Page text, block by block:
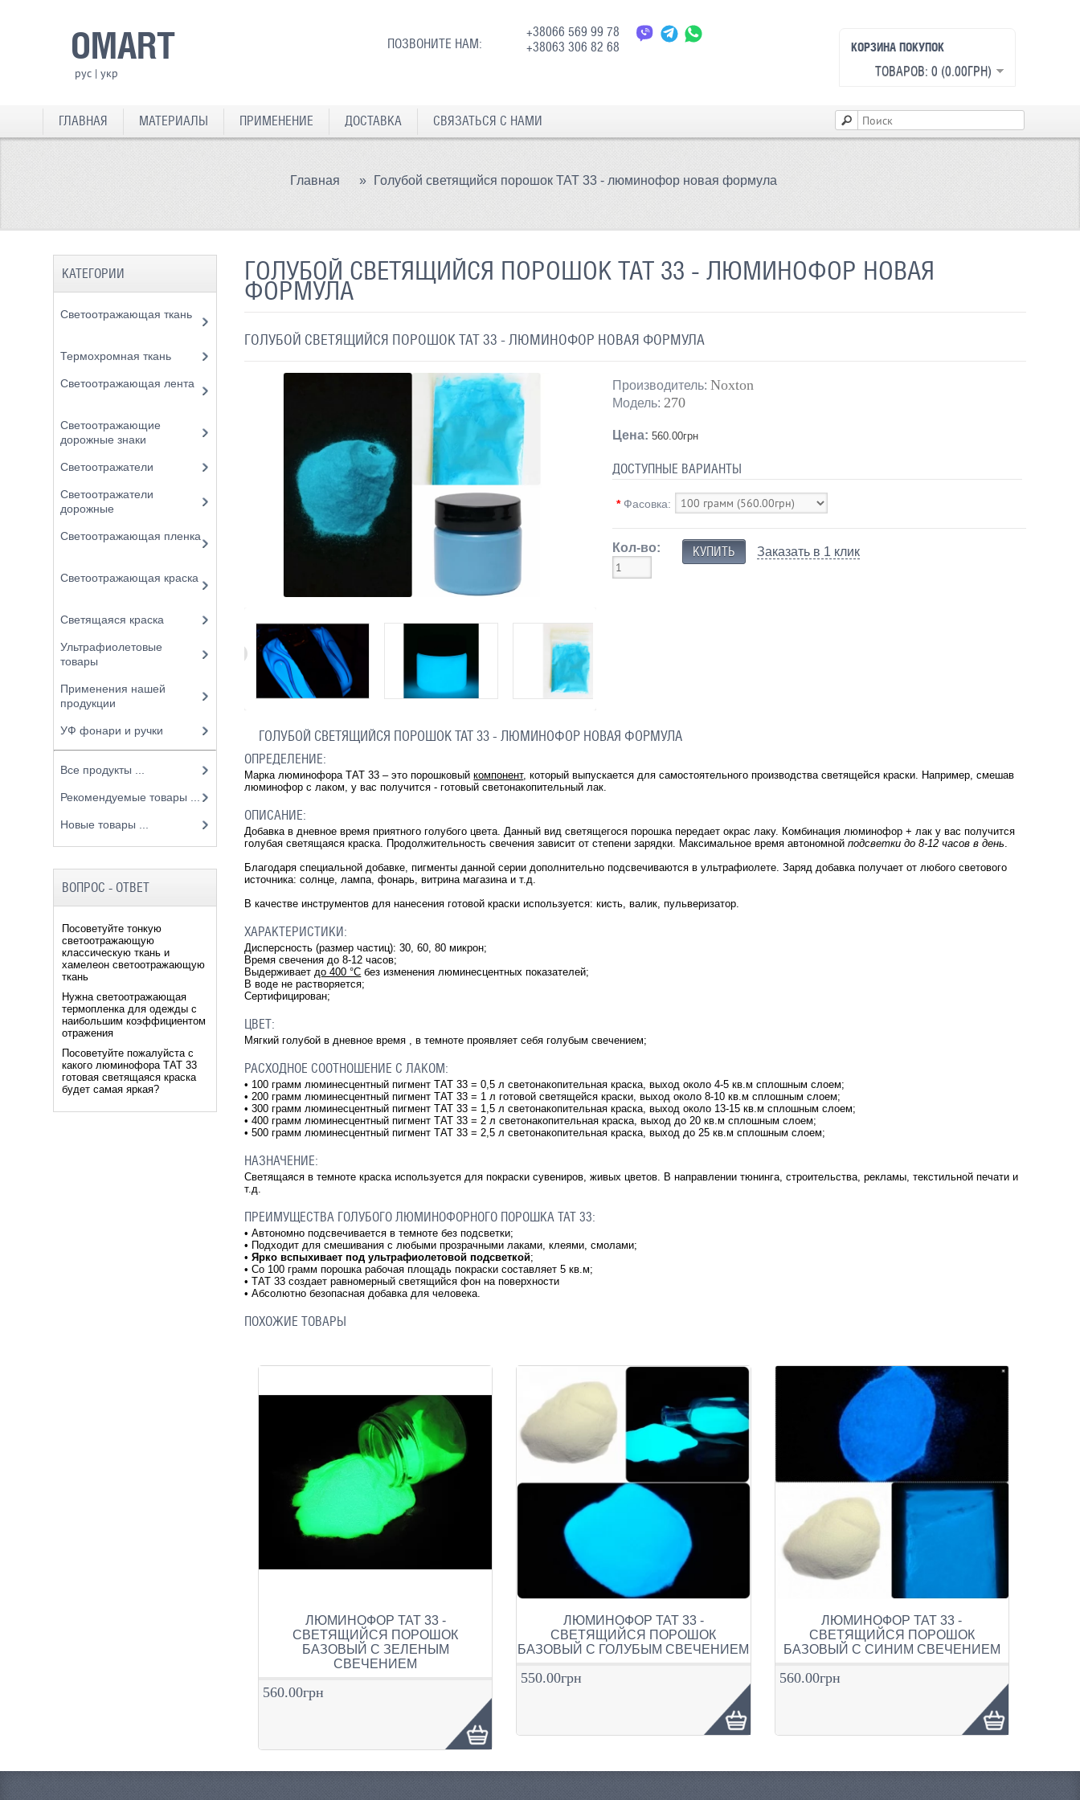
OMART
рус |укр
ПОЗВОНИТЕ НАМ:
+38066 569 99 78
+38063 306 82 68
КОРЗИНА ПОКУПОК
ТОВАРОВ: 0 (0.00ГРН)
ГЛАВНАЯ МАТЕРИАЛЫ ПРИМЕНЕНИЕ ДОСТАВКА СВЯЗАТЬСЯ С НАМИ
Главная » Голубой светящийся порошок ТАТ 33 - люминофор новая формула
ГОЛУБОЙ СВЕТЯЩИЙСЯ ПОРОШОК ТАТ 33 - ЛЮМИНОФОР НОВАЯ
ФОРМУЛА
ГОЛУБОЙ СВЕТЯЩИЙСЯ ПОРОШОК ТАТ 33 - ЛЮМИНОФОР НОВАЯ ФОРМУЛА
Производитель: Noxton
Модель: 270
Цена: 560.00грн
ДОСТУПНЫЕ ВАРИАНТЫ
* Фасовка:
Кол-во: Заказать в 1 клик
ГОЛУБОЙ СВЕТЯЩИЙСЯ ПОРОШОК ТАТ 33 - ЛЮМИНОФОР НОВАЯ ФОРМУЛА
ОПРЕДЕЛЕНИЕ:
Марка люминофора ТАТ 33 – это порошковыйкомпонент, который выпускается для самостоятельного производства светящейся краски. Например, смешав
люминофор с лаком, у вас получится - готовый светонакопительный лак.
ОПИСАНИЕ:
Добавка в дневное время приятного голубого цвета. Данный вид светящегося порошка передает окрас лаку. Комбинация люминофор + лак у вас получится
голубая светящаяся краска. Продолжительность свечения зависит от степени зарядки. Максимальное время автономнойподсветки до 8-12 часов в день
Благодаря специальной добавке, пигменты данной серии дополнительно подсвечиваются в ультрафиолете. Заряд добавка получает от любого светового
источника: солнце, лампа, фонарь, витрина магазина и т.д.
В качестве инструментов для нанесения готовой краски используется: кисть, валик, пульверизатор.
ХАРАКТЕРИСТИКИ:
Дисперсность (размер частиц): 30, 60, 80 микрон;
Время свечения до 8-12 часов;
Выдерживает до 400 °C без изменения люминесцентных показателей;
В воде не растворяется;
Сертифицирован;
ЦВЕТ:
Мягкий голубой в дневное время , в темноте проявляет себя голубым свечением;
РАСХОДНОЕ СООТНОШЕНИЕ С ЛАКОМ:
• 100 грамм люминесцентный пигмент ТАТ 33 = 0,5 л светонакопительная краска, выход около 4-5 кв.м сплошным слоем;
• 200 грамм люминесцентный пигмент ТАТ 33 = 1 л готовой светящейся краски, выход около 8-10 кв.м сплошным слоем;
• 300 грамм люминесцентный пигмент ТАТ 33 = 1,5 л светонакопительная краска, выход около 13-15 кв.м сплошным слоем;
• 400 грамм люминесцентный пигмент ТАТ 33 = 2 л светонакопительная краска, выход до 20 кв.м сплошным слоем;
• 500 грамм люминесцентный пигмент ТАТ 33 = 2,5 л светонакопительная краска, выход до 25 кв.м сплошным слоем;
НАЗНАЧЕНИЕ:
Светящаяся в темноте краска используется для покраски сувениров, живых цветов. В направлении тюнинга, строительства, рекламы, текстильной печати и
т.д.
ПРЕИМУЩЕСТВА ГОЛУБОГО ЛЮМИНОФОРНОГО ПОРОШКА ТАТ 33:
• Автономно подсвечивается в темноте без подсветки;
• Подходит для смешивания с любыми прозрачными лаками, клеями, смолами;
• Ярко вспыхивает под ультрафиолетовой подсветкой;
• Со 100 грамм порошка рабочая площадь покраски составляет 5 кв.м;
• ТАТ 33 создает равномерный светящийся фон на поверхности
• Абсолютно безопасная добавка для человека.
ПОХОЖИЕ ТОВАРЫ
ЛЮМИНОФОР ТАТ 33 -
СВЕТЯЩИЙСЯ ПОРОШОК
БАЗОВЫЙ С ЗЕЛЕНЫМ
СВЕЧЕНИЕМ
560.00грн
ЛЮМИНОФОР ТАТ 33 -
СВЕТЯЩИЙСЯ ПОРОШОК
БАЗОВЫЙ С ГОЛУБЫМ СВЕЧЕНИЕМ
550.00грн
ЛЮМИНОФОР ТАТ 33 -
СВЕТЯЩИЙСЯ ПОРОШОК
БАЗОВЫЙ С СИНИМ СВЕЧЕНИЕМ
560.00грн
КАТЕГОРИИ
Светоотражающая ткань
Термохромная ткань
Светоотражающая лента
Светоотражающие
дорожные знаки
Светоотражатели
Светоотражатели
дорожные
Светоотражающая пленка
Светоотражающая краска
Светящаяся краска
Ультрафиолетовые
товары
Применения нашей
продукции
УФ фонари и ручки
Все продукты ...
Рекомендуемые товары ...
Новые товары ...
ВОПРОС - ОТВЕТ
Посоветуйте тонкую
светоотражающую
классическую ткань и
хамелеон светоотражающую
ткань
Нужна светоотражающая
термопленка для одежды с
наибольшим коэффициентом
отражения
Посоветуйте пожалуйста с
какого люминофора ТАТ 33
готовая светящаяся краска
будет самая яркая?